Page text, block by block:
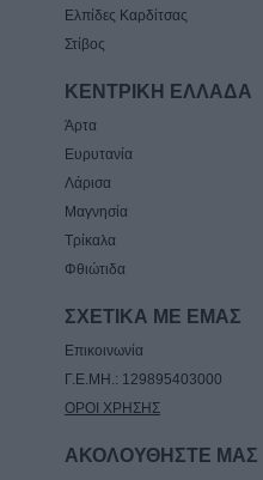
Ελπίδες Καρδίτσας
Στίβος
ΚΕΝΤΡΙΚΗ ΕΛΛΑΔΑ
Άρτα
Ευρυτανία
Λάρισα
Μαγνησία
Τρίκαλα
Φθιώτιδα
ΣΧΕΤΙΚΑ ΜΕ ΕΜΑΣ
Επικοινωνία
Γ.Ε.ΜΗ.: 129895403000
ΟΡΟΙ ΧΡΗΣΗΣ
ΑΚΟΛΟΥΘΗΣΤΕ ΜΑΣ